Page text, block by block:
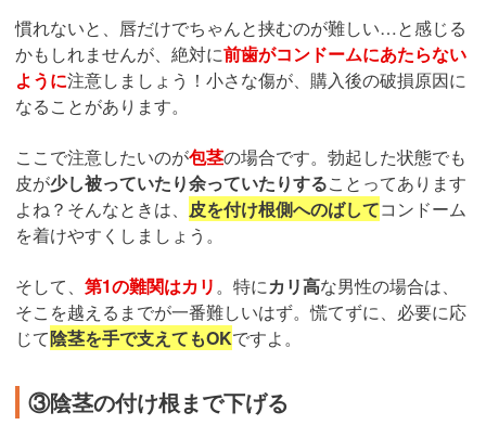
慣れないと、唇だけでちゃんと挟むのが難しい…と感じる
かもしれませんが、絶対に前歯がコンドームにあたらない
ように注意しましょう！小さな傷が、購入後の破損原因に
なることがあります。
ここで注意したいのが包茎の場合です。勃起した状態でも
皮が少し被っていたり余っていたりすることってあります
よね？そんなときは、 皮を付け根側へのばしてコンドーム
を着けやすくしましょう。
そして、 第1の難関はカリ 。特にカリ高な男性の場合は、
そこを越えるまでが一番難しいはず。慌てずに、必要に応
じて陰茎を手で支えてもOKですよ。
③陰茎の付け根まで下げる